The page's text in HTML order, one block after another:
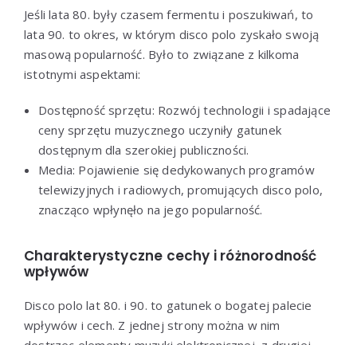
Jeśli lata 80. były czasem fermentu i poszukiwań, to
lata 90. to okres, w którym disco polo zyskało swoją
masową popularność. Było to związane z kilkoma
istotnymi aspektami:
Dostępność sprzętu: Rozwój technologii i spadające
ceny sprzętu muzycznego uczyniły gatunek
dostępnym dla szerokiej publiczności.
Media: Pojawienie się dedykowanych programów
telewizyjnych i radiowych, promujących disco polo,
znacząco wpłynęło na jego popularność.
Charakterystyczne cechy i różnorodność
wpływów
Disco polo lat 80. i 90. to gatunek o bogatej palecie
wpływów i cech. Z jednej strony można w nim